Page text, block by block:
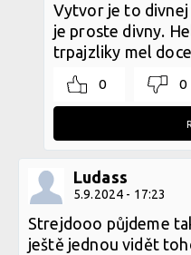
Vytvor je to divnej
je proste divny.
trpajzliky mel
0 0
Ludass
5.9.2024 - 17:23
Strejdooo půjdeme
ještě jednou vidět